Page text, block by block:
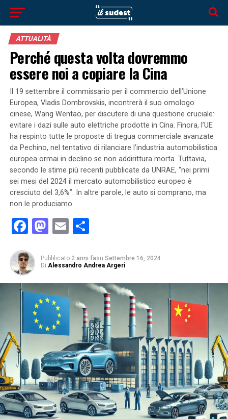
ATTUALITÀ
Perché questa volta dovremmo
essere noi a copiare la Cina
Il 19 settembre il commissario per il commercio dell’Unione
Europea, Vladis Dombrovskis, incontrerà il suo omologo
cinese, Wang Wentao, per discutere di una questione cruciale:
evitare i dazi sulle auto elettriche prodotte in Cina. Finora, l’UE
ha respinto tutte le proposte di tregua commerciale avanzate
da Pechino, nel tentativo di rilanciare l’industria automobilistica
europea ormai in declino se non addirittura morta. Tuttavia,
secondo le stime più recenti pubblicate da UNRAE, “nei primi
sei mesi del 2024 il mercato automobilistico europeo è
cresciuto del 3,6%”. In altre parole, le auto si comprano, ma
non le produciamo.
Facebook
Mastodon
EmailCondividi
Pubblicato 2 anni fasu Settembre 16, 2024
Di Alessandro Andrea Argeri